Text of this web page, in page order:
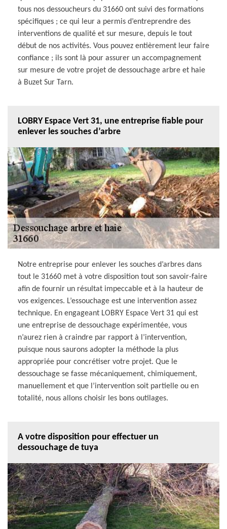
tous nos dessoucheurs du 31660 ont suivi des formations
spécifiques ; ce qui leur a permis d’entreprendre des
interventions de qualité et sur mesure, depuis le tout
début de nos activités. Vous pouvez entièrement leur faire
confiance ; ils sont là pour assurer un accompagnement
sur mesure de votre projet de dessouchage arbre et haie
à Buzet Sur Tarn.
LOBRY Espace Vert 31, une entreprise fiable pour
enlever les souches d’arbre
Notre entreprise pour enlever les souches d’arbres dans
tout le 31660 met à votre disposition tout son savoir-faire
afin de fournir un résultat impeccable et à la hauteur de
vos exigences. L’essouchage est une intervention assez
technique. En engageant LOBRY Espace Vert 31 qui est
une entreprise de dessouchage expérimentée, vous
n’aurez rien à craindre par rapport à l’intervention,
puisque nous saurons adopter la méthode la plus
appropriée pour concrétiser votre projet. Que le
dessouchage se fasse mécaniquement, chimiquement,
manuellement et que l’intervention soit partielle ou en
totalité, nous allons choisir les bons outilages.
A votre disposition pour effectuer un
dessouchage de tuya